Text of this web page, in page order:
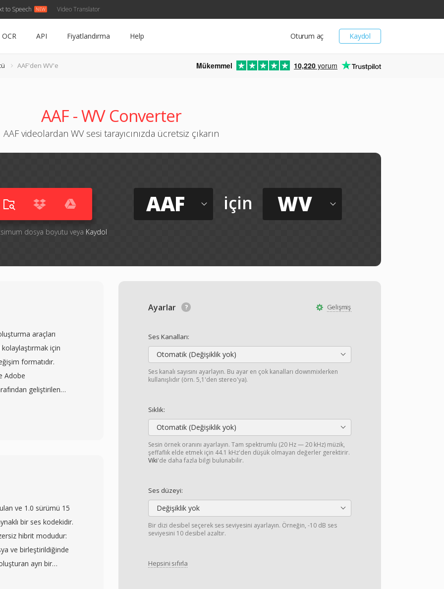
to Speech Video Translator
Kaydol
Oturum aç
OCR API Fiyatlandırma Help
AAF'den WV'e Mükemmel 10,220 yorum
AAF - WV Converter
AAF videolardan WV sesi tarayıcınızda ücretsiz çıkarın
dosya boyutu veya Kaydol
AAF için WV
Gelişmiş
Ayarlar
Ses Kanalları:
Otomatik (Değişiklik yok)
Ses kanalı sayısını ayarlayın. Bu ayar en çok kanalları downmixlerken
kullanışlıdır (örn. 5,1'den stereo'ya).
Sıklık:
Otomatik (Değişiklik yok)
Sesin örnek oranını ayarlayın. Tam spektrumlu (20 Hz — 20 kHz) müzik,
şeffaflık elde etmek için 44.1 kHz'den düşük olmayan değerler gerektirir.
Viki'de daha fazla bilgi bulunabilir.
Ses düzeyi:
Değişiklik yok
Bir dizi desibel seçerek ses seviyesini ayarlayın. Örneğin, -10 dB ses
seviyesini 10 desibel azaltır.
Hepsini sıfırla
araçları
için
formatıdır.
Adobe
geliştirilen
Association (AMWA)
bilgilerini
medyayı
birleştirme veya
esnekliği sağlar.
fazla video ve ses
güvenilir bir araç
yaklaşım,
ve 1.0 sürümü 15
bir ses kodekidir.
hibrit modudur:
ve birleştirildiğinde
ayrı bir
duyan kullanıcılar